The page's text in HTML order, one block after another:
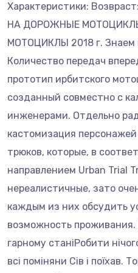
Характеристики:
НА ДОРОЖНЫЕ МОТОЦИКЛЫ
МОТОЦИКЛЫ 2018 г. Знаем
Количество передач
прототип ирбитского
созданный совместно с
инженерами. Отдельно
кастомизация
трюков, которые, в
направлением Urban Trial
нереалистичные, зато
каждым из них обсудить
возможность
гарному станiРобити
всi помiняни Сiв i поїхав.